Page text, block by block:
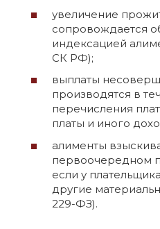
увеличение
сопровождается
индексацией
СК РФ);
выплаты
производятся в
перечисления
платы и иного
алименты
первоочередном
если у
другие
229-ФЗ).